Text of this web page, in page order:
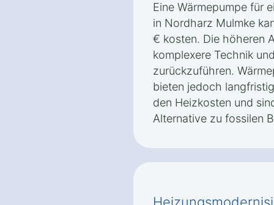
Eine Wärmepumpe für
in Nordharz Mulmke
€ kosten. Die höheren
komplexere Technik
zurückzuführen.
bieten jedoch
den Heizkosten und
Alternative zu fossilen